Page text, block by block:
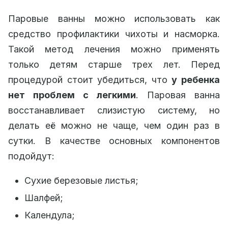
Паровые ванны можно использовать как
средство профилактики чихоты и насморка.
Такой метод лечения можно применять
только детям старше трех лет. Перед
процедурой стоит убедиться, чтоу ребенка
нет проблем с легкими. Паровая ванна
восстанавливает слизистую систему, но
делать её можно не чаще, чем один раз в
сутки. В качестве основных компонентов
подойдут:
Сухие березовые листья;
Шалфей;
Календула;